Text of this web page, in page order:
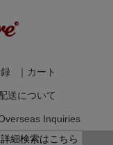
｜カート
配送について
Overseas Inquiries
詳細検索はこちら